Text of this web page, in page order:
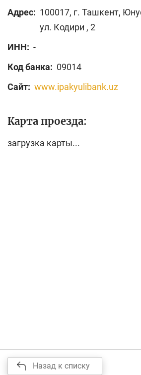
Адрес: 100017, г. Ташкент,
ул. Кодири , 2
ИНН: -
Код банка: 09014
Сайт: www.ipakyulibank.uz
Карта проезда:
загрузка карты...
Назад к списку